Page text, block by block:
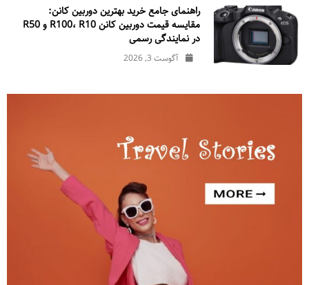
راهنمای جامع خرید بهترین دوربین کانن:
مقایسه قیمت دوربین کانن R100، R10 و R50
در نمایندگی رسمی
آگوست 3, 2026